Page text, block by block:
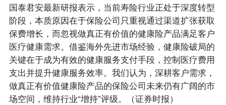
国泰君安最新研报表示，当前寿险行业正处于深度转型
阶段，本质原因在于保险公司只重视通过渠道扩张获取
保费增长，而忽视做真正有价值的健康险产品满足客户
医疗健康需求。借鉴海外先进市场经验，健康险破局的
关键在于成为有效的健康服务支付手段，控制医疗费用
支出并提升健康服务效率。我们认为，深耕客户需求，
做真正有价值健康险产品的保险公司未来仍有广阔的市
场空间，维持行业“增持”评级。（证券时报）